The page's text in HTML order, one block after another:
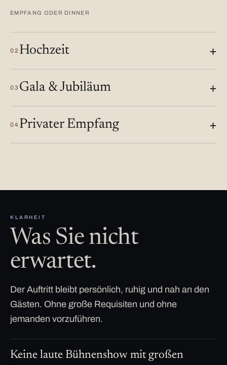
EMPFANG ODER DINNER
02 Hochzeit
03 Gala & Jubiläum
04 Privater Empfang
KLARHEIT
Was Sie nicht
erwartet.
Der Auftritt bleibt persönlich, ruhig und nah an den
Gästen. Ohne große Requisiten und ohne
jemanden vorzuführen.
Keine laute Bühnenshow mit großen